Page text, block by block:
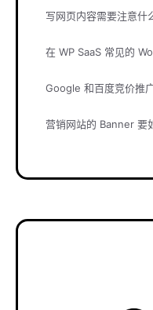
写网页内容需要注意什
在 WP SaaS 常见的
Google 和百度竞价推
营销网站的 Banner 要